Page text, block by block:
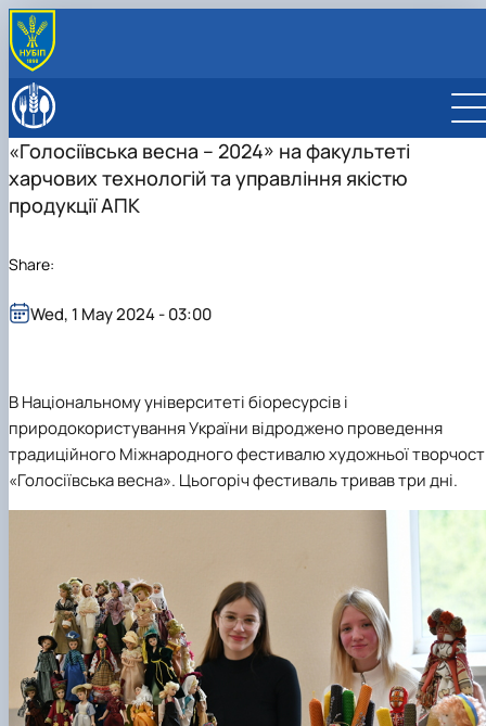
ABOUT
Faculty management
Educational work
Bachelor's degree
"Food Technology"
DEPARTMENT
Department of Technologies of Meat, Fish and
Seafood Products
Agricultural Products
SCIENCE
Навчально-науковий центр нутриціології та
INTERNATIONAL ACTIVITY
«Голосіївська весна – 2024» на факультеті
харчових технологій та управління якістю
продукції АПК
ВНаціональному університеті біоресурсів і
природокористування України відроджено проведення
традиційногоМіжнародного фестивалю художньої
«Голосіївська весна». Цьогоріч фестиваль тривав три дні.
Wed, 1 May 2024 - 03:00
Share: